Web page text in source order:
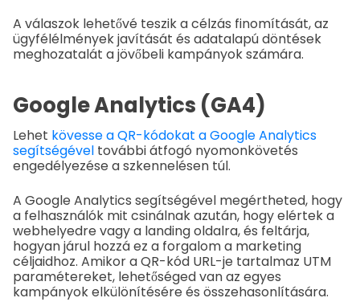
A válaszok lehetővé teszik a célzás finomítását, az
ügyfélélmények javítását és adatalapú döntések
meghozatalát a jövőbeli kampányok számára.
Google Analytics (GA4)
Lehet kövesse a QR-kódokat a Google Analytics
segítségével további átfogó nyomonkövetés
engedélyezése a szkennelésen túl.
A Google Analytics segítségével megértheted, hogy
a felhasználók mit csinálnak azután, hogy elértek a
webhelyedre vagy a landing oldalra, és feltárja,
hogyan járul hozzá ez a forgalom a marketing
céljaidhoz. Amikor a QR-kód URL-je tartalmaz UTM
paramétereket, lehetőséged van az egyes
kampányok elkülönítésére és összehasonlítására.